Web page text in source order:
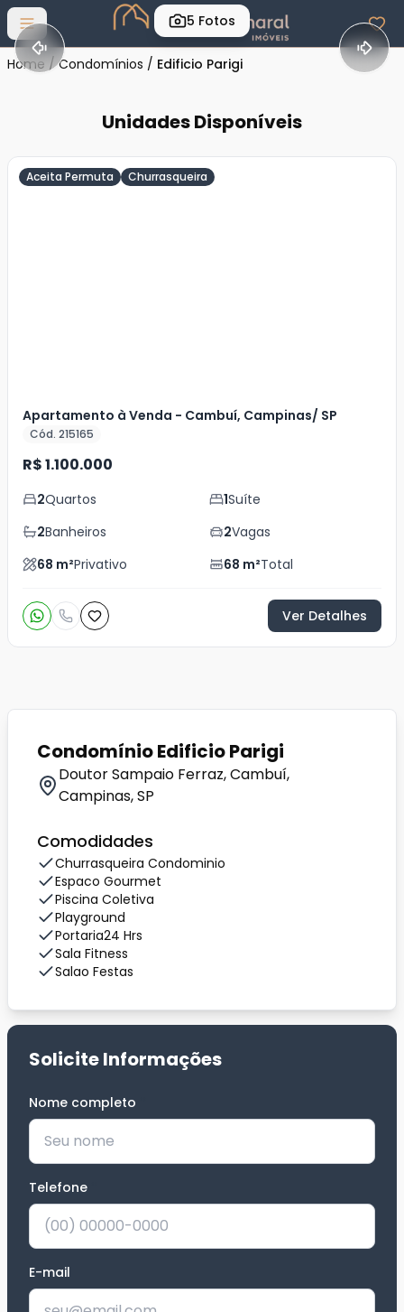
Abrir menu
5 Fotos
Home / Condomínios / Edificio Parigi
Unidades Disponíveis
Aceita Permuta Churrasqueira
Apartamento à Venda - Cambuí, Campinas/ SP
Cód. 215165
R$ 1.100.000
2Quartos 1Suíte
2Banheiros 2Vagas
68 m²Privativo 68 m²Total
Ver Detalhes
Condomínio Edificio Parigi
Doutor Sampaio Ferraz, Cambuí,
Campinas, SP
Comodidades
Churrasqueira Condominio
Espaco Gourmet
Piscina Coletiva
Playground
Portaria24 Hrs
Sala Fitness
Salao Festas
Solicite Informações
Nome completo
Telefone
E-mail